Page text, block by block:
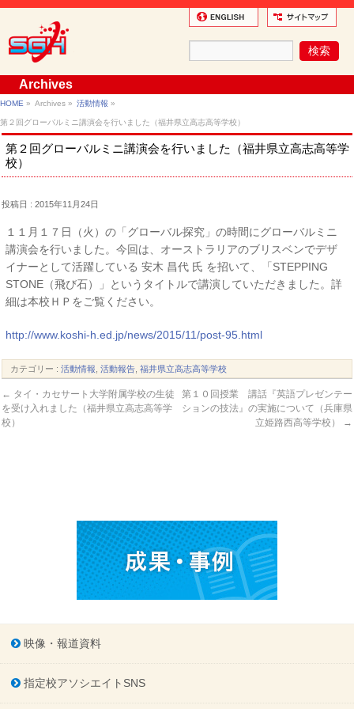
Archives
HOME » Archives » 活動情報 »
第２回グローバルミニ講演会を行いました（福井県立高志高等学校）
第２回グローバルミニ講演会を行いました（福井県立高志高等学
校）
投稿日 : 2015年11月24日
１１月１７日（火）の「グローバル探究」の時間にグローバルミニ
講演会を行いました。今回は、オーストラリアのブリスベンでデザ
イナーとして活躍している 安木 昌代 氏 を招いて、「STEPPING
STONE（飛び石）」というタイトルで講演していただきました。詳
細は本校ＨＰをご覧ください。
http://www.koshi-h.ed.jp/news/2015/11/post-95.html
カテゴリー :活動情報 ,活動報告 ,福井県立高志高等学校
← タイ・カセサート大学附属学校の生徒
を受け入れました（福井県立高志高等学
校）
第１０回授業 講話『英語プレゼンテー
ションの技法』の実施について（兵庫県
立姫路西高等学校）
→
映像・報道資料
指定校アソシエイトSNS